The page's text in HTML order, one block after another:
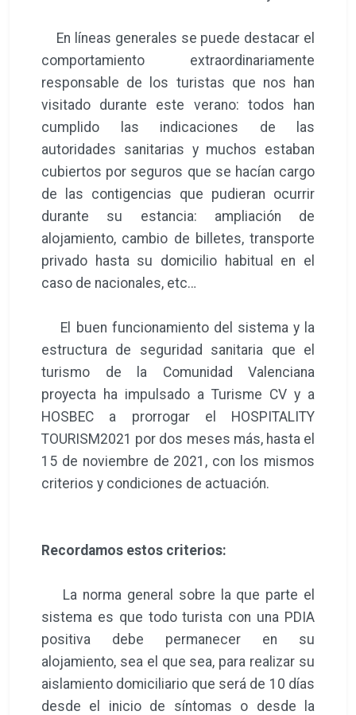
En líneas generales se puede destacar el
comportamiento extraordinariamente
responsable de los turistas que nos han
visitado durante este verano: todos han
cumplido las indicaciones de las
autoridades sanitarias y muchos estaban
cubiertos por seguros que se hacían cargo
de las contigencias que pudieran ocurrir
durante su estancia: ampliación de
alojamiento, cambio de billetes, transporte
privado hasta su domicilio habitual en el
caso de nacionales, etc…
El buen funcionamiento del sistema y la
estructura de seguridad sanitaria que el
turismo de la Comunidad Valenciana
proyecta ha impulsado a Turisme CV y a
HOSBEC a prorrogar el HOSPITALITY
TOURISM2021 por dos meses más, hasta el
15 de noviembre de 2021, con los mismos
criterios y condiciones de actuación.
Recordamos estos criterios:
La norma general sobre la que parte el
sistema es que todo turista con una PDIA
positiva debe permanecer en su
alojamiento, sea el que sea, para realizar su
aislamiento domiciliario que será de 10 días
desde el inicio de síntomas o desde la